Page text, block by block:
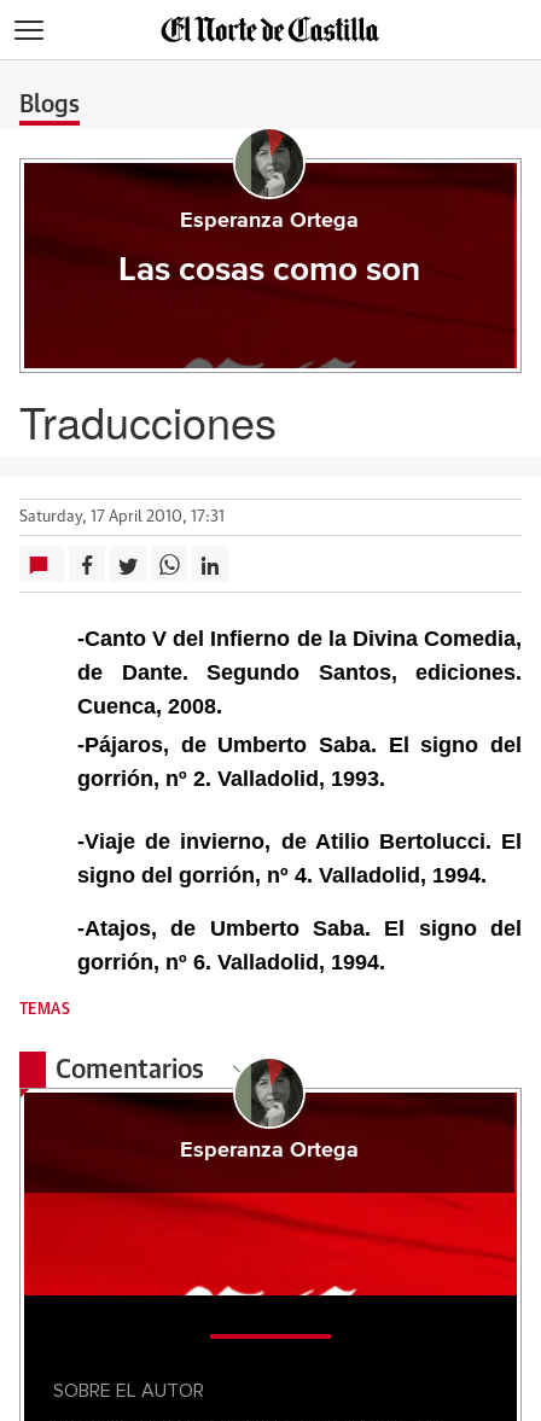
Blogs
Esperanza Ortega
Las cosas como son
Traducciones
Saturday, 17 April 2010, 17:31
-Canto V del Infierno de la Divina Comedia,
de Dante. Segundo Santos, ediciones.
Cuenca, 2008.
-Pájaros, de Umberto Saba. El signo del
gorrión, nº 2. Valladolid, 1993.
-Viaje de invierno, de Atilio Bertolucci. El
signo del gorrión, nº 4. Valladolid, 1994.
-Atajos,de Umberto Saba. El signo del
gorrión, nº 6. Valladolid, 1994.
TEMAS
Comentarios
Esperanza Ortega
SOBRE EL AUTOR